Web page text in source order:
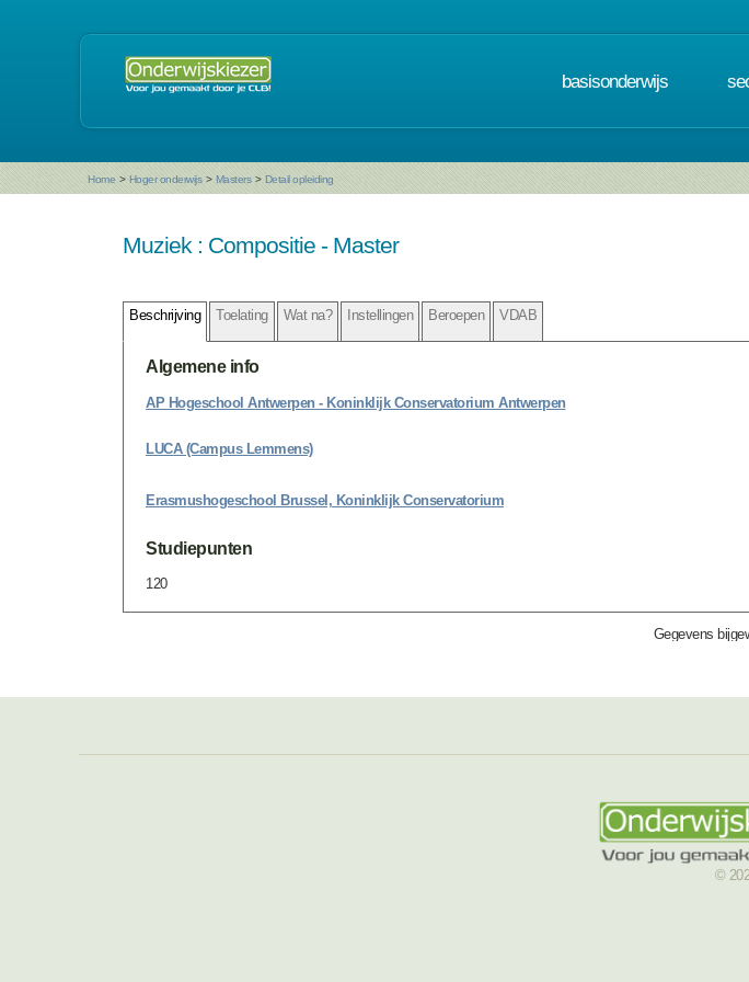
basisonderwijs
Home > Hoger onderwijs > Masters > Detail opleiding
Muziek : Compositie - Master
Beschrijving Toelating Wat na? Instellingen Beroepen VDAB
Algemene info
AP Hogeschool Antwerpen - Koninklijk Conservatorium Antwerpen
LUCA (Campus Lemmens)
Erasmushogeschool Brussel, Koninklijk Conservatorium
Studiepunten
120
Gegevens
©